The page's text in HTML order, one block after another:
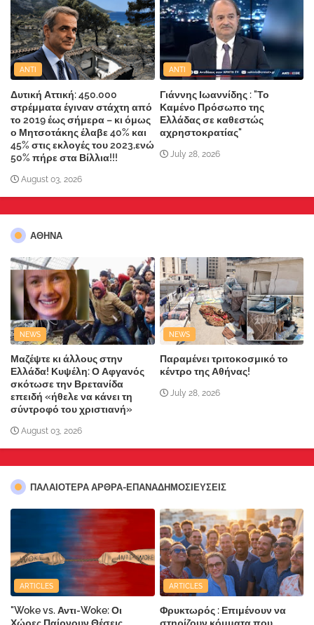
ANTI
Δυτική Αττική: 450.000
στρέμματα έγιναν στάχτη από
το 2019 έως σήμερα – κι όμως
ο Μητσοτάκης έλαβε 40% και
45% στις εκλογές του 2023,ενώ
50% πήρε στα Βίλλια!!!
August 03, 2026
ANTI
Γιάννης Ιωαννίδης : "Το
Καμένο Πρόσωπο της
Ελλάδας σε καθεστώς
αχρηστοκρατίας"
July 28, 2026
ΑΘΗΝΑ
NEWS
Μαζέψτε κι άλλους στην
Ελλάδα! Κυψέλη: Ο Αφγανός
σκότωσε την Βρετανίδα
επειδή «ήθελε να κάνει τη
σύντροφό του χριστιανή»
August 03, 2026
NEWS
Παραμένει τριτοκοσμικό το
κέντρο της Αθήνας!
July 28, 2026
ΠΑΛΑΙΟΤΕΡΑ ΑΡΘΡΑ-ΕΠΑΝΑΔΗΜΟΣΙΕΥΣΕΙΣ
ARTICLES
"Woke vs. Αντι-Woke: Οι
ARTICLES
Φρυκτωρός : Επιμένουν να